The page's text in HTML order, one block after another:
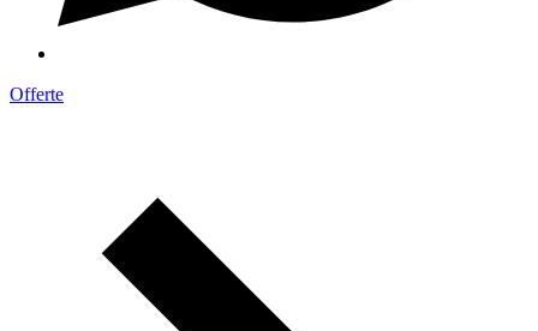
Offerte